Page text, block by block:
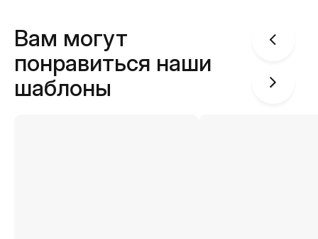
Вам могут
понравиться наши
шаблоны